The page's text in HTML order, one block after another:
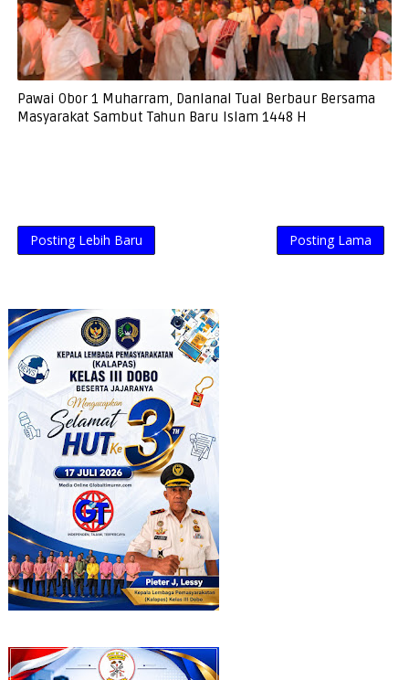
Pawai Obor 1 Muharram, Danlanal Tual Berbaur Bersama
Masyarakat Sambut Tahun Baru Islam 1448 H
Posting Lebih Baru Posting Lama